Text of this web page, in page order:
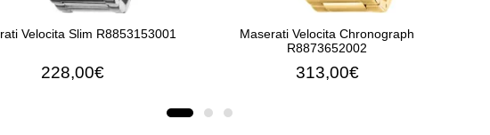
Velocita Slim R8853153001
228,00€
Maserati Velocita Chronograph
R8873652002
313,00€